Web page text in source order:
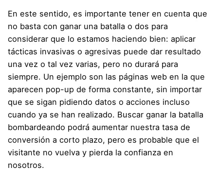
En este sentido, es importante tener en cuenta que
no basta con ganar una batalla o dos para
considerar que lo estamos haciendo bien: aplicar
tácticas invasivas o agresivas puede dar resultado
una vez o tal vez varias, pero no durará para
siempre. Un ejemplo son las páginas web en la que
aparecen pop-up de forma constante, sin importar
que se sigan pidiendo datos o acciones incluso
cuando ya se han realizado. Buscar ganar la batalla
bombardeando podrá aumentar nuestra tasa de
conversión a corto plazo, pero es probable que el
visitante no vuelva y pierda la confianza en
nosotros.